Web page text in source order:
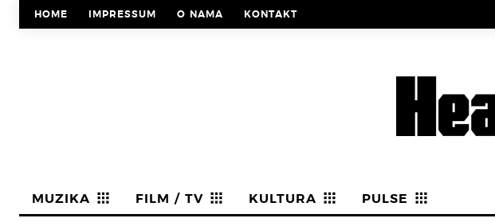
HOME IMPRESSUM O NAMA KONTAKT
MUZIKA FILM / TV KULTURA PULSE